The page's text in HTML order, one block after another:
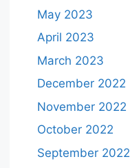
May 2023
April 2023
March 2023
December 2022
November 2022
October 2022
September 2022